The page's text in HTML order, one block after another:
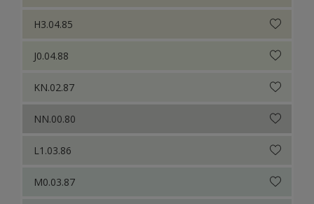
H3.04.85
J0.04.88
KN.02.87
NN.00.80
L1.03.86
M0.03.87